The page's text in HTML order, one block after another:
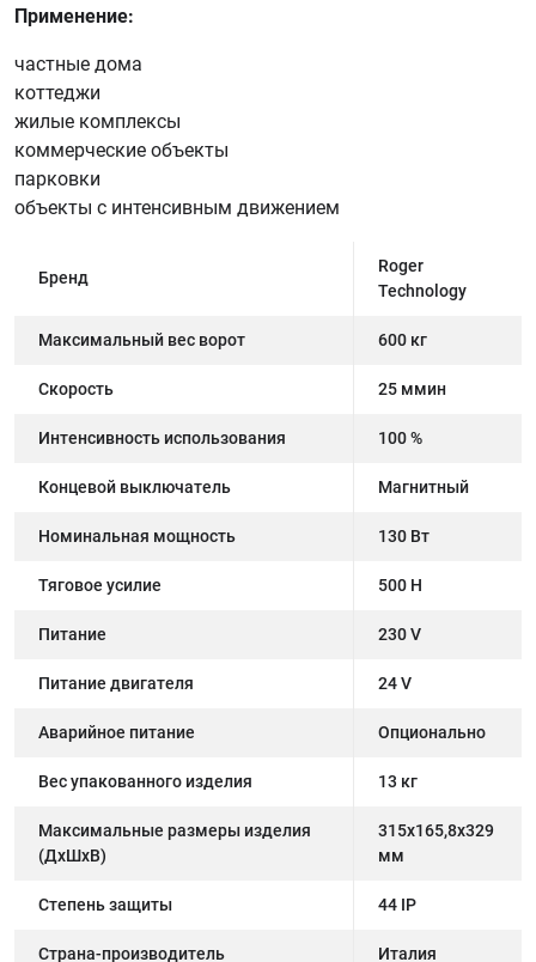
Применение:
частные дома
коттеджи
жилые комплексы
коммерческие объекты
парковки
объекты с интенсивным движением
Бренд
Roger
Technology
Максимальный вес ворот 600 кг
Скорость 25 ммин
Интенсивность использования 100 %
Концевой выключатель Магнитный
Номинальная мощность 130 Вт
Тяговое усилие 500 Н
Питание 230 V
Питание двигателя 24 V
Аварийное питание Опционально
Вес упакованного изделия 13 кг
Максимальные размеры изделия
(ДxШxВ)
315x165,8x329
мм
Степень защиты 44 IP
Страна-производитель Италия